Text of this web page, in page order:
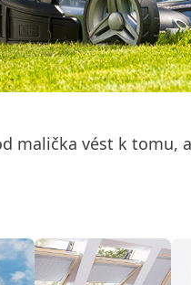
malička vést k